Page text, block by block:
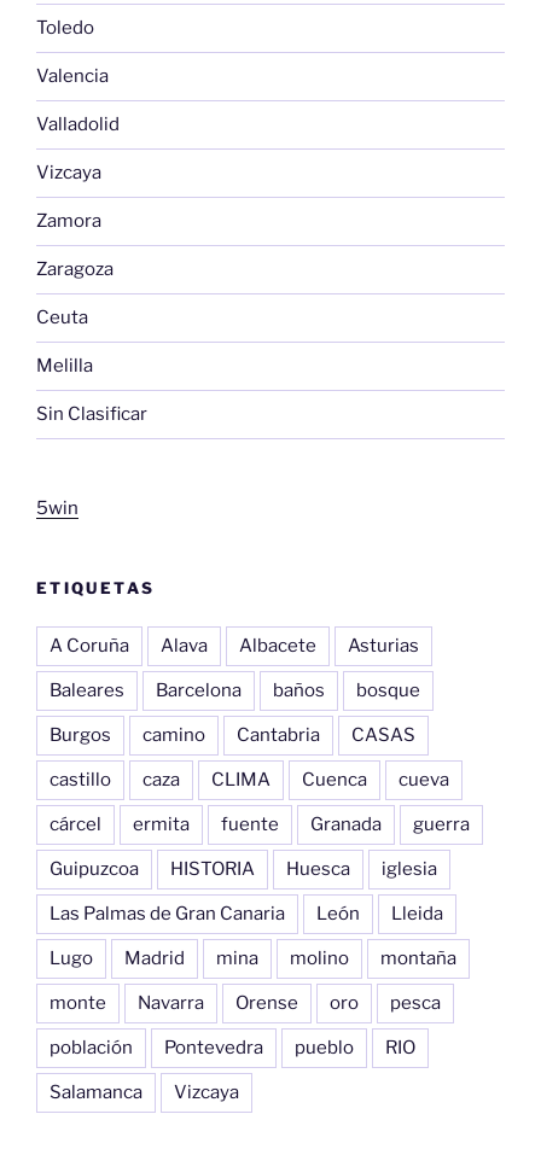
Toledo
Valencia
Valladolid
Vizcaya
Zamora
Zaragoza
Ceuta
Melilla
Sin Clasificar
5win
ETIQUETAS
A Coruña Alava Albacete Asturias
Baleares Barcelona baños bosque
Burgos camino Cantabria CASAS
castillo caza CLIMA Cuenca cueva
cárcel ermita fuente Granada guerra
Guipuzcoa HISTORIA Huesca iglesia
Las Palmas de Gran Canaria León Lleida
Lugo Madrid mina molino montaña
monte Navarra Orense oro pesca
población Pontevedra pueblo RIO
Salamanca Vizcaya